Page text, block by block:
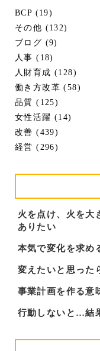
BCP (19)
その他 (132)
ブログ (9)
人事 (18)
人財育成 (128)
働き方改革 (58)
品質 (125)
女性活躍 (14)
改善 (439)
経営 (296)
火を点け、火を大
ありたい
本気で変化を求め
変えたいと思った
事業計画を作る意
行動しないと…結